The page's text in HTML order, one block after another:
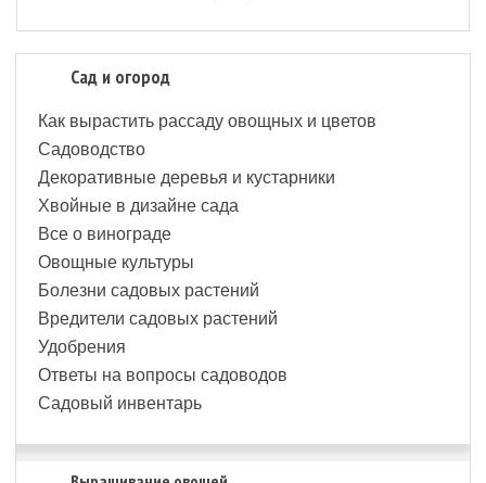
Сад и огород
Как вырастить рассаду овощных и цветов
Садоводство
Декоративные деревья и кустарники
Хвойные в дизайне сада
Все о винограде
Овощные культуры
Болезни садовых растений
Вредители садовых растений
Удобрения
Ответы на вопросы садоводов
Садовый инвентарь